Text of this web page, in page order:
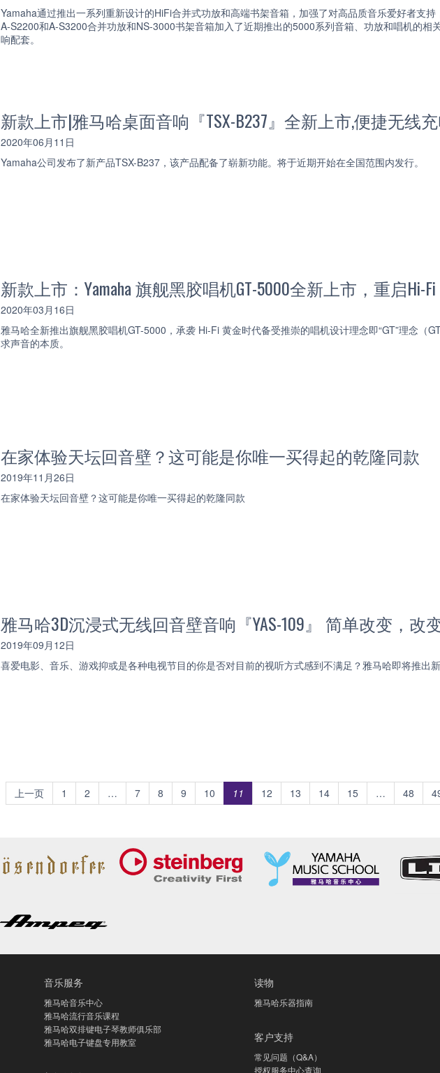
Yamaha通过推出一系列重新设计的HiFi合并式功放和高端书架音箱，加强了对高品质音乐爱好者支持
A-S2200和A-S3200合并功放和NS-3000书架音箱加入了近期推出的5000系列音箱、功放和唱机的相
响配套。
新款上市|雅马哈桌面音响『TSX-B237』全新上市,便捷无线
2020年06月11日
Yamaha公司发布了新产品TSX-B237，该产品配备了崭新功能。将于近期开始在全国范围内发行。
新款上市：Yamaha 旗舰黑胶唱机GT-5000全新上市，重启Hi-
2020年03月16日
雅马哈全新推出旗舰黑胶唱机GT-5000，承袭 Hi-Fi 黄金时代备受推崇的唱机设计理念即“GT”理念（
求声音的本质。
在家体验天坛回音壁？这可能是你唯一买得起的乾隆同款
2019年11月26日
在家体验天坛回音壁？这可能是你唯一买得起的乾隆同款
雅马哈3D沉浸式无线回音壁音响『YAS-109』 简单改变，改
2019年09月12日
喜爱电影、音乐、游戏抑或是各种电视节目的你是否对目前的视听方式感到不满足？雅马哈即将推
上一页 1 2 … 7 8 9 10 11 12 13 14 15 … 48
音乐服务
雅马哈音乐中心
雅马哈流行音乐课程
雅马哈双排键电子琴教师俱乐部
雅马哈电子键盘专用教室
读物
雅马哈乐器指南
客户支持
常见问题（Q&A）
授权服务中心查询